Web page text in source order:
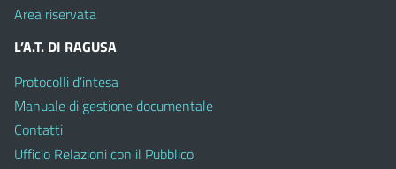
Area riservata
L’A.T. DI RAGUSA
Protocolli d’intesa
Manuale di gestione documentale
Contatti
Ufficio Relazioni con il Pubblico